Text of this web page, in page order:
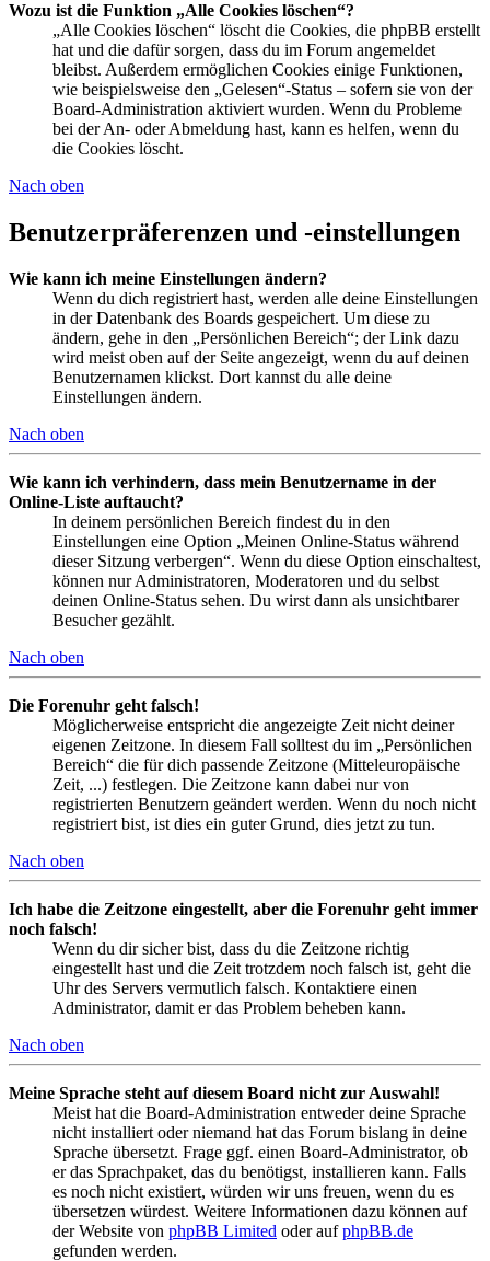
Wozu ist die Funktion „Alle Cookies löschen“?
„Alle Cookies löschen“ löscht die Cookies, die phpBB erstellt
hat und die dafür sorgen, dass du im Forum angemeldet
bleibst. Außerdem ermöglichen Cookies einige Funktionen,
wie beispielsweise den „Gelesen“-Status – sofern sie von der
Board-Administration aktiviert wurden. Wenn du Probleme
bei der An- oder Abmeldung hast, kann es helfen, wenn du
die Cookies löscht.
Nach oben
Benutzerpräferenzen und -einstellungen
Wie kann ich meine Einstellungen ändern?
Wenn du dich registriert hast, werden alle deine Einstellungen
in der Datenbank des Boards gespeichert. Um diese zu
ändern, gehe in den „Persönlichen Bereich“; der Link dazu
wird meist oben auf der Seite angezeigt, wenn du auf deinen
Benutzernamen klickst. Dort kannst du alle deine
Einstellungen ändern.
Nach oben
Wie kann ich verhindern, dass mein Benutzername in der
Online-Liste auftaucht?
In deinem persönlichen Bereich findest du in den
Einstellungen eine Option „Meinen Online-Status während
dieser Sitzung verbergen“. Wenn du diese Option einschaltest,
können nur Administratoren, Moderatoren und du selbst
deinen Online-Status sehen. Du wirst dann als unsichtbarer
Besucher gezählt.
Nach oben
Die Forenuhr geht falsch!
Möglicherweise entspricht die angezeigte Zeit nicht deiner
eigenen Zeitzone. In diesem Fall solltest du im „Persönlichen
Bereich“ die für dich passende Zeitzone (Mitteleuropäische
Zeit, ...) festlegen. Die Zeitzone kann dabei nur von
registrierten Benutzern geändert werden. Wenn du noch nicht
registriert bist, ist dies ein guter Grund, dies jetzt zu tun.
Nach oben
Ich habe die Zeitzone eingestellt, aber die Forenuhr geht immer
noch falsch!
Wenn du dir sicher bist, dass du die Zeitzone richtig
eingestellt hast und die Zeit trotzdem noch falsch ist, geht die
Uhr des Servers vermutlich falsch. Kontaktiere einen
Administrator, damit er das Problem beheben kann.
Nach oben
Meine Sprache steht auf diesem Board nicht zur Auswahl!
Meist hat die Board-Administration entweder deine Sprache
nicht installiert oder niemand hat das Forum bislang in deine
Sprache übersetzt. Frage ggf. einen Board-Administrator, ob
er das Sprachpaket, das du benötigst, installieren kann. Falls
es noch nicht existiert, würden wir uns freuen, wenn du es
übersetzen würdest. Weitere Informationen dazu können auf
der Website von phpBB Limited oder aufphpBB.de
gefunden werden.